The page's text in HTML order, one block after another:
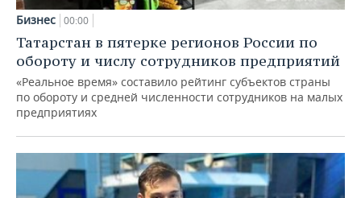
Бизнес 00:00
Татарстан в пятерке регионов России по
обороту и числу сотрудников предприятий
«Реальное время» составило рейтинг субъектов страны
по обороту и средней численности сотрудников на малых
предприятиях